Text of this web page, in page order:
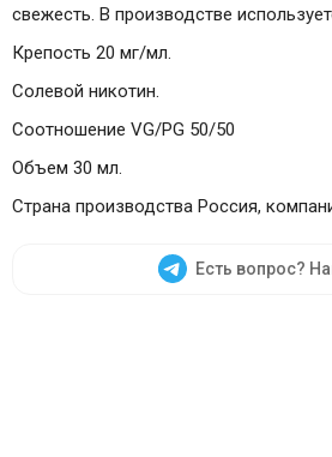
свежеcть. В производстве
Крепость 20 мг/мл.
Солевой никотин.
Соотношение VG/PG 50/50
Объем 30 мл.
Страна производства Россия,
Есть вопрос?